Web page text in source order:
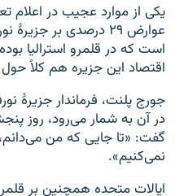
یکی از موارد عجیب در اعلام
عوارض ۲۹ درصدی بر
است که در قلمرو استرالیا
اقتصاد این جزیره هم کلاً
جورج پلنت، فرماندار جزیرهٔ
در آن به شمار می‌رود، روز
گفت: «تا جایی که من
نمی‌کنیم».
ایالات متحده همچنین بر